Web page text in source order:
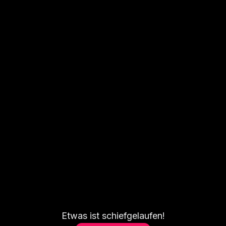
Etwas ist schiefgelaufen!